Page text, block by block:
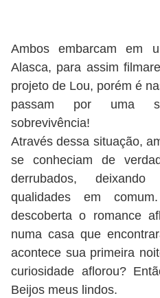
Ambos embarcam em
Alasca, para assim
projeto de Lou, porém é
passam por uma
sobrevivência!
Através dessa situação,
se conheciam de
derrubados,
qualidades em
descoberta o romance
numa casa que
acontece sua primeira
curiosidade aflorou?
Beijos meus lindos.